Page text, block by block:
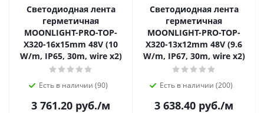
Светодиодная лента
герметичная
MOONLIGHT-PRO-TOP-
X320-16x15mm 48V (10
W/m, IP65, 30m, wire x2)
Есть в наличии (90)
3 761.20 руб./м
Светодиодная лента
герметичная
MOONLIGHT-PRO-TOP-
X320-13x12mm 48V (9.6
W/m, IP67, 30m, wire x2)
Есть в наличии (200)
3 638.40 руб./м